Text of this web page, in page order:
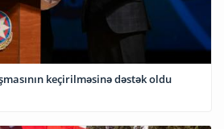
keçirilməsinə dəstək oldu